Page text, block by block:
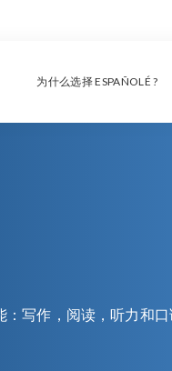
为什么选择 ESPAÑOLÉ ?
写作，阅读，听力和